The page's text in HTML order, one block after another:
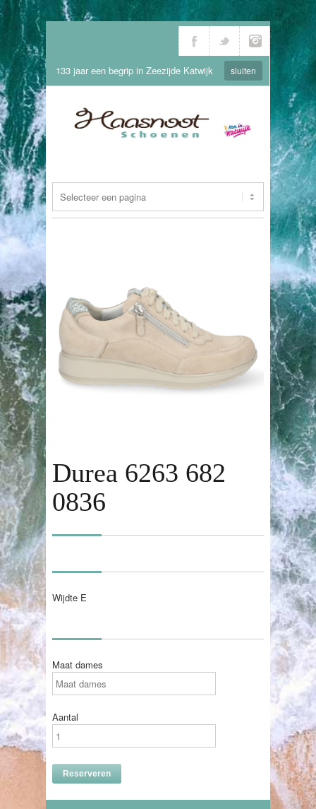
133 jaar een begrip in Zeezijde Katwijk sluiten
Durea 6263 682
0836
Wijdte E
Maat dames
Aantal